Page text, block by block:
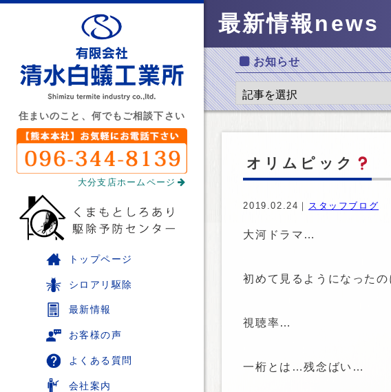
住まいのこと、何でもご相談下さい
大分支店ホームページ
トップページ
シロアリ駆除
最新情報
お客様の声
よくある質問
会社案内
最新情報news
お知らせ
オリムピック
2019.02.24｜ スタッフブログ
大河ドラマ…
初めて見るようになった
視聴率…
一桁とは…残念ばい…